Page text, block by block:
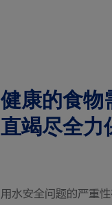
健康的食物
直竭尽全力
用水安全问题的严重